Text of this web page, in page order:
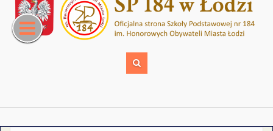
content